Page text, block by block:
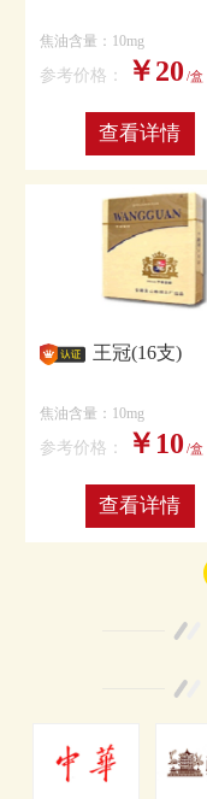
焦油含量：10mg
参考价格： ￥20 /盒
查看详情
王冠(16支)
焦油含量：10mg
参考价格： ￥10 /盒
查看详情